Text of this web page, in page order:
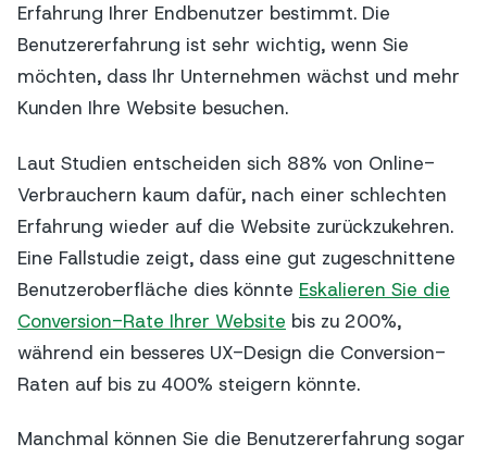
Erfahrung Ihrer Endbenutzer bestimmt. Die
Benutzererfahrung ist sehr wichtig, wenn Sie
möchten, dass Ihr Unternehmen wächst und mehr
Kunden Ihre Website besuchen.
Laut Studien entscheiden sich 88% von Online-
Verbrauchern kaum dafür, nach einer schlechten
Erfahrung wieder auf die Website zurückzukehren.
Eine Fallstudie zeigt, dass eine gut zugeschnittene
Benutzeroberfläche dies könnte Eskalieren Sie die
Conversion-Rate Ihrer Website bis zu 200%,
während ein besseres UX-Design die Conversion-
Raten auf bis zu 400% steigern könnte.
Manchmal können Sie die Benutzererfahrung sogar